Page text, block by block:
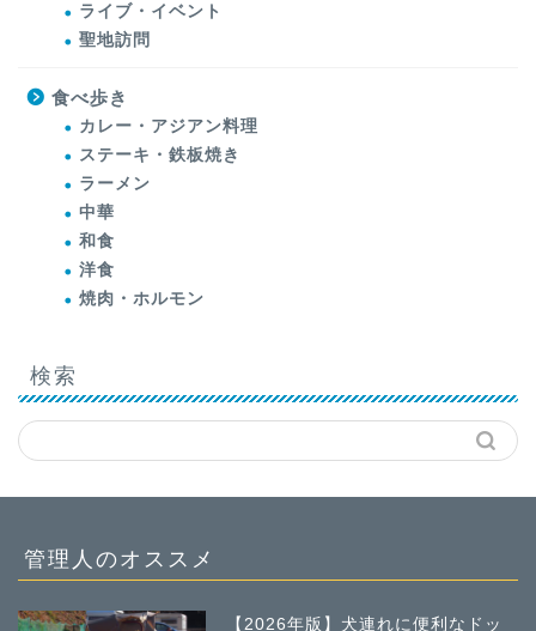
ライブ・イベント
聖地訪問
食べ歩き
カレー・アジアン料理
ステーキ・鉄板焼き
ラーメン
中華
和食
洋食
焼肉・ホルモン
検索
管理人のオススメ
【2026年版】犬連れに便利なドッ